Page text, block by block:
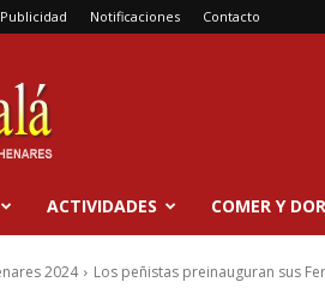
Publicidad Notificaciones Contacto
ACTIVIDADES COMER Y
2024 Los peñistas preinauguran sus